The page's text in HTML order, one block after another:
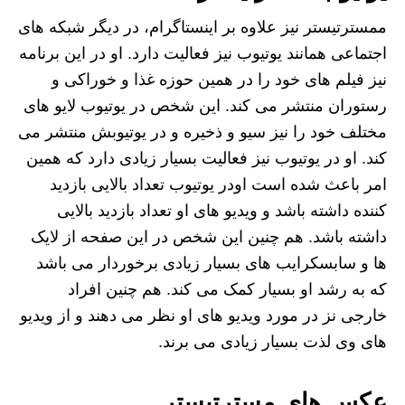
ممسترتیستر نیز علاوه بر اینستاگرام، در دیگر شبکه های
اجتماعی همانند یوتیوب نیز فعالیت دارد. او در این برنامه
نیز فیلم های خود را در همین حوزه غذا و خوراکی و
رستوران منتشر می کند. این شخص در یوتیوب لایو های
مختلف خود را نیز سیو و ذخیره و در یوتیوبش منتشر می
کند. او در یوتیوب نیز فعالیت بسیار زیادی دارد که همین
امر باعث شده است اودر یوتیوب تعداد بالایی بازدید
کننده داشته باشد و ویدیو های او تعداد بازدید بالایی
داشته باشد. هم چنین این شخص در این صفحه از لایک
ها و سابسکرایب های بسیار زیادی برخوردار می باشد
که به رشد او بسیار کمک می کند. هم چنین افراد
خارجی نز در مورد ویدیو های او نظر می دهند و از ویدیو
های وی لذت بسیار زیادی می برند.